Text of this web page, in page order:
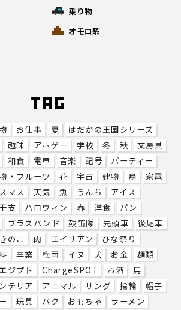
乗り物
オモロ系
お仕事 夏
はだかの王国シリーズ
趣味 アホゲー 学校 冬 秋
文房具
和食 電車 音楽 記号
パーティー
・フルーツ 花 宇宙 建物 鳥
家電
マス 天気 魚 うんち
アイス
支 ハロウィン 春 洋食
パン
ブラスバンド 鼓笛隊 先頭車
後尾車
きのこ 肉 エイリアン
ひな祭り
卒業 梅雨 イヌ 犬 お金
麺類
エジプト ChargeSPOT お酒
馬
テリア アニマル リング 指輪
帽子
玩具 バク おもちゃ
ラーメン